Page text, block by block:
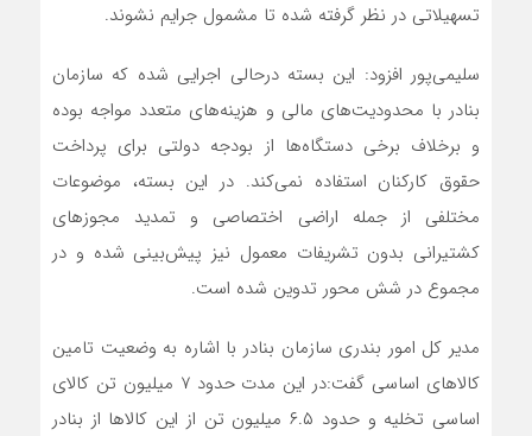
تسهیلاتی در نظر گرفته شده تا مشمول جرایم نشوند.
سلیمی‌پور افزود: این بسته درحالی اجرایی شده که سازمان
بنادر با محدودیت‌های مالی و هزینه‌های متعدد مواجه بوده
و برخلاف برخی دستگاه‌ها از بودجه دولتی برای پرداخت
حقوق کارکنان استفاده نمی‌کند. در این بسته، موضوعات
مختلفی از جمله اراضی اختصاصی و تمدید مجوزهای
کشتیرانی بدون تشریفات معمول نیز پیش‌بینی شده و در
مجموع در شش محور تدوین شده است.
مدیر کل امور بندری سازمان بنادر با اشاره به وضعیت تامین
کالاهای اساسی گفت:در این مدت حدود ۷ میلیون تن کالای
اساسی تخلیه و حدود ۶.۵ میلیون تن از این کالاها از بنادر